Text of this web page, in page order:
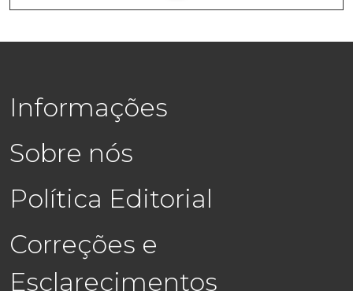
Informações
Sobre nós
Política Editorial
Correções e
Esclarecimentos